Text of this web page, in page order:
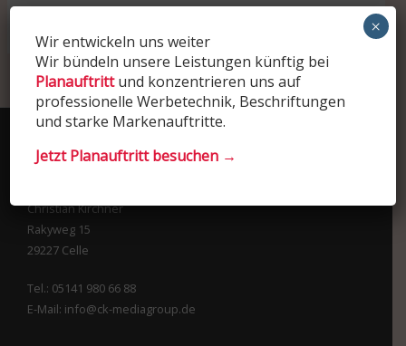
Weiterlesen »
CK Media Group
Christian Kirchner
Rakyweg 15
29227 Celle
Tel.: 05141 980 66 88
E-Mail: info@ck-mediagroup.de
Wir entwickeln uns weiter
Wir bündeln unsere Leistungen künftig bei
Planauftrittund konzentrieren uns auf
professionelle Werbetechnik, Beschriftungen
und starke Markenauftritte.
Jetzt Planauftritt besuchen →
×